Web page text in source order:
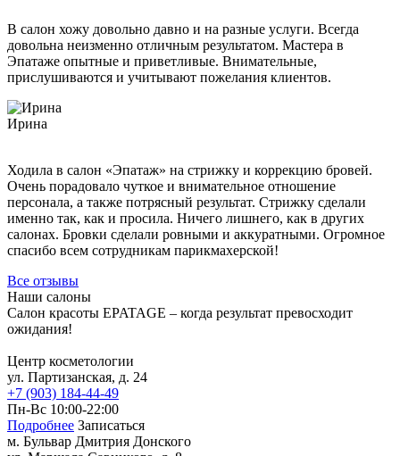
В салон хожу довольно давно и на разные услуги. Всегда
довольна неизменно отличным результатом. Мастера в
Эпатаже опытные и приветливые. Внимательные,
прислушиваются и учитывают пожелания клиентов.
Ирина
Ходила в салон «Эпатаж» на стрижку и коррекцию бровей.
Очень порадовало чуткое и внимательное отношение
персонала, а также потрясный результат. Стрижку сделали
именно так, как и просила. Ничего лишнего, как в других
салонах. Бровки сделали ровными и аккуратными. Огромное
спасибо всем сотрудникам парикмахерской!
Все отзывы
Наши салоны
Салон красоты EPATAGE – когда результат превосходит
ожидания!
Центр косметологии
ул. Партизанская, д. 24
+7 (903) 184-44-49
Пн-Вс 10:00-22:00
Подробнее Записаться
м. Бульвар Дмитрия Донского